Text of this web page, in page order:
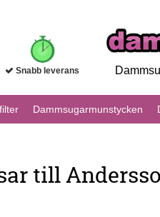
Snabb leverans
Dammsugarmunstycken
till